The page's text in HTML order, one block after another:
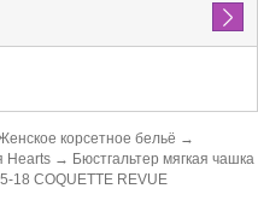
Найти
корсетное бельё →
Hearts → Бюстгальтер мягкая чашка
18 COQUETTE REVUE